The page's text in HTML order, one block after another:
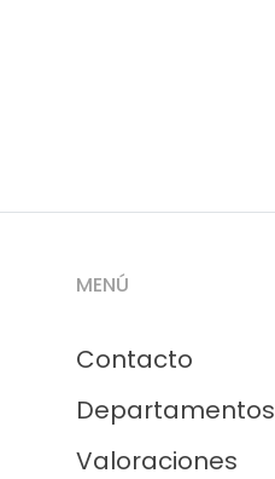
MENÚ
Contacto
Departamentos
Valoraciones